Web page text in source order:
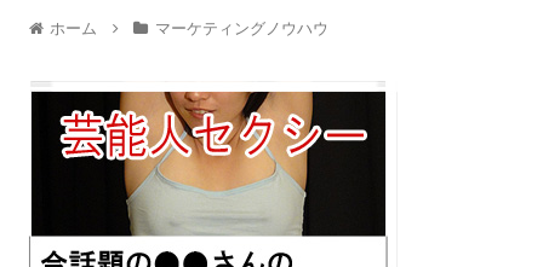
ホーム マーケティングノウハウ